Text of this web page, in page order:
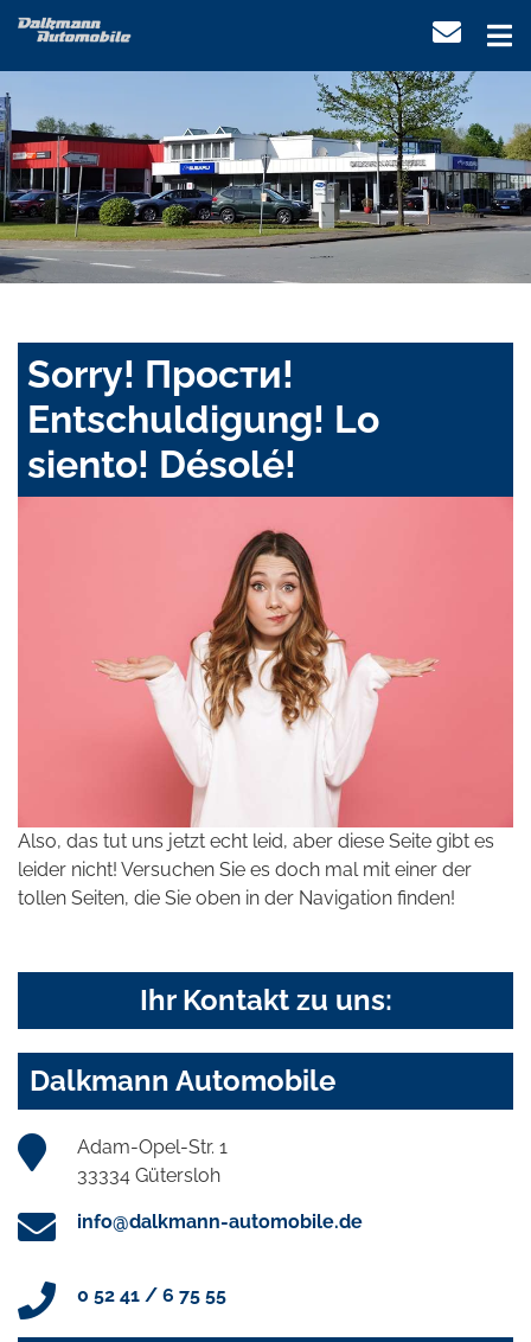
Sorry! Прости!
Entschuldigung! Lo
siento! Désolé!
Also, das tut uns jetzt echt leid, aber diese Seite gibt es
leider nicht! Versuchen Sie es doch mal mit einer der
tollen Seiten, die Sie oben in der Navigation finden!
Ihr Kontakt zu uns:
Dalkmann Automobile
Adam-Opel-Str. 1
33334 Gütersloh
info@dalkmann-automobile.de
0 52 41 / 6 75 55